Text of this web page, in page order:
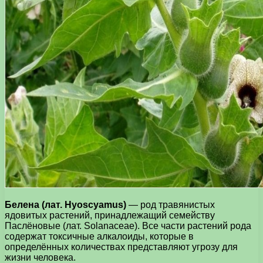
Белена (лат. Hyoscyamus) — род травянистых
ядовитых растений, принадлежащий семейству
Паслёновые (лат. Solanaceae). Все части растений рода
содержат токсичные алкалоиды, которые в
определённых количествах представляют угрозу для
жизни человека.